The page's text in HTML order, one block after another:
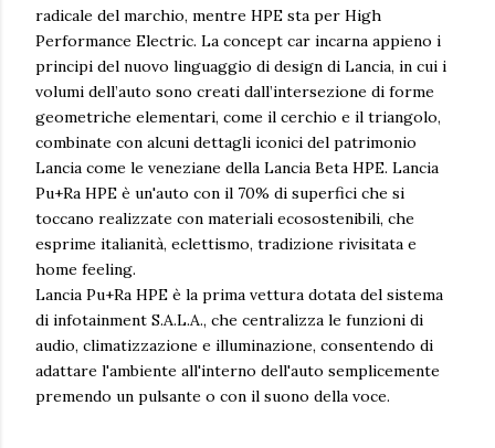
radicale del marchio, mentre HPE sta per High
Performance Electric. La concept car incarna appieno i
principi del nuovo linguaggio di design di Lancia, in cui i
volumi dell’auto sono creati dall’intersezione di forme
geometriche elementari, come il cerchio e il triangolo,
combinate con alcuni dettagli iconici del patrimonio
Lancia come le veneziane della Lancia Beta HPE. Lancia
Pu+Ra HPE è un'auto con il 70% di superfici che si
toccano realizzate con materiali ecosostenibili, che
esprime italianità, eclettismo, tradizione rivisitata e
home feeling.
Lancia Pu+Ra HPE è la prima vettura dotata del sistema
di infotainment S.A.L.A., che centralizza le funzioni di
audio, climatizzazione e illuminazione, consentendo di
adattare l'ambiente all'interno dell'auto semplicemente
premendo un pulsante o con il suono della voce.